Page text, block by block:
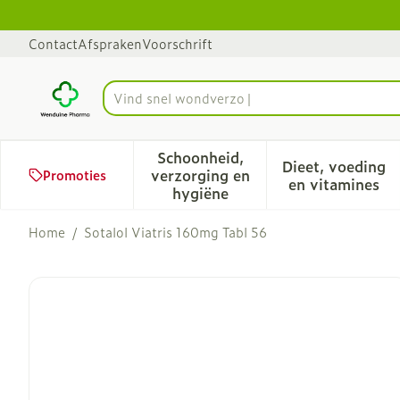
ContactAfsprakenVoorschrift
Product, merk, categorie...
Promoties
Schoonheid,
verzorging en
hygiëne
Toon submenu voor
Dieet, voeding
en vitamines
Toon
Home / Sotalol Viatris 160mg Tabl 56